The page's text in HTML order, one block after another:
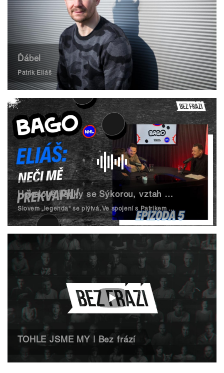
Ďábel
Patrik Eliáš
Hokejové hádky se Sýkorou, vztah k Devils i Ovečkinův hon | Bago NHL #5
Slovem „legenda“ se plýtvá. Ve spojení s Patrikem Eliášem ovšem jiné použít nelze. Legenda New Jersey Devils je hostem podcastu Bago NHL. Řeč byla o Martinovi Nečasovi a nejen o něm.
TOHLE JSME MY | Bez frází